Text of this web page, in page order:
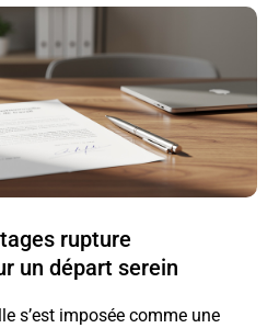
rupture
un départ serein
s’est imposée comme une